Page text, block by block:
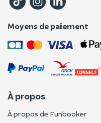
Moyens de paiement
À propos
À propos de Funbooker